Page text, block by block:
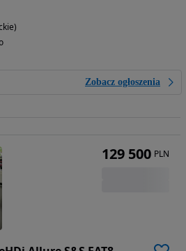
Zobacz ogłoszenia
129 500 PLN